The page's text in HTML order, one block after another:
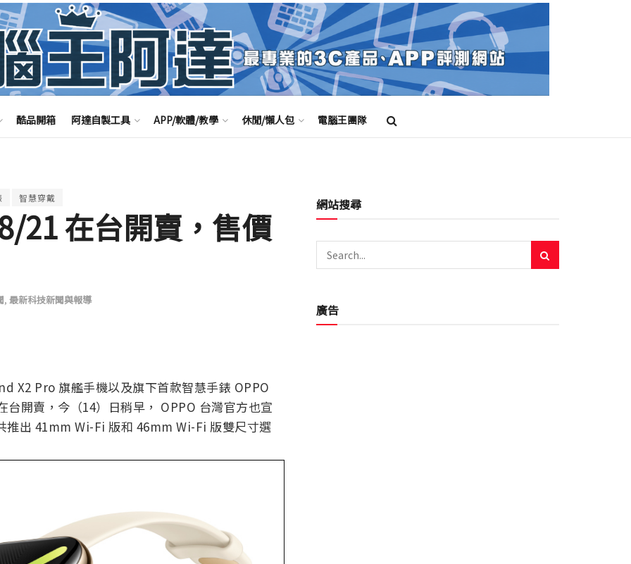
酷品開箱 阿達自製工具 APP/軟體/教學 休閒/懶人包 電腦王團隊
智慧穿戴
21 在台開賣，售價
, 最新科技新聞與報導
X2 Pro 旗艦手機以及旗下首款智慧手錶 OPPO
開賣，今（14）日稍早， OPPO 台灣官方也宣
推出 41mm Wi-Fi 版和 46mm Wi-Fi 版雙尺寸選
網站搜尋
廣告